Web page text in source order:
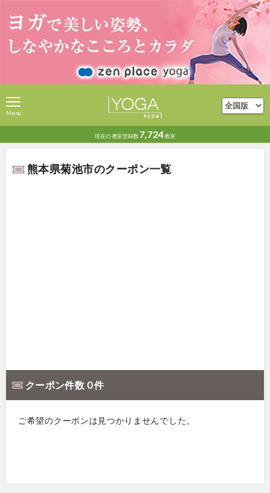
現在の教室登録数 7,724教室
Menu
熊本県菊池市のクーポン一覧
クーポン件数 0 件
ご希望のクーポンは見つかりませんでした。